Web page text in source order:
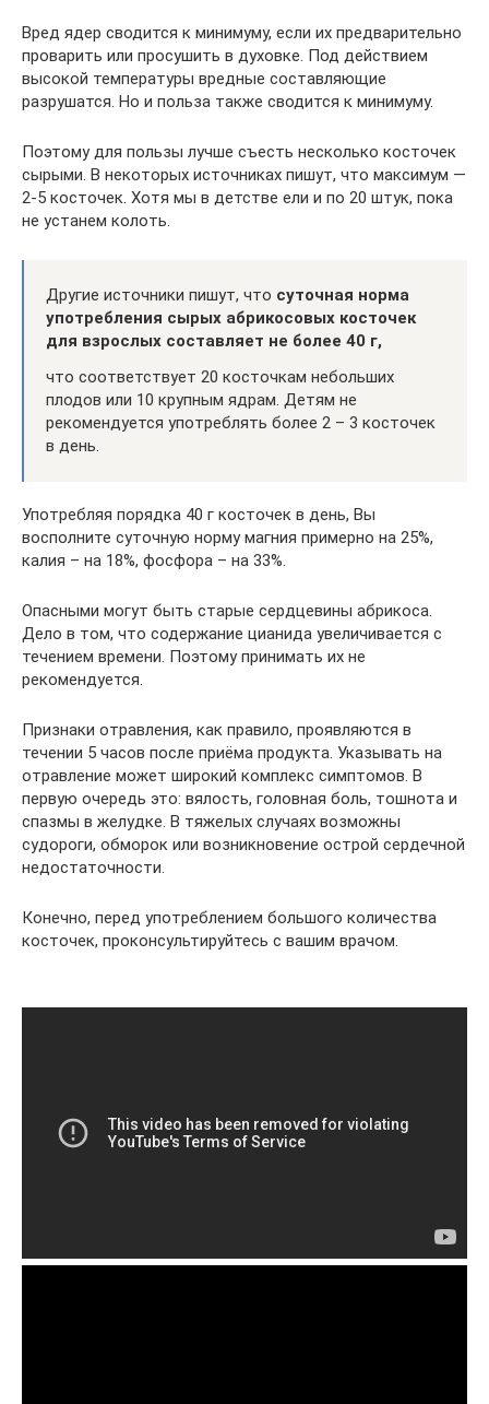
Вред ядер сводится к минимуму, если их предварительно
проварить или просушить в духовке. Под действием
высокой температуры вредные составляющие
разрушатся. Но и польза также сводится к минимуму.
Поэтому для пользы лучше съесть несколько косточек
сырыми. В некоторых источниках пишут, что максимум —
2-5 косточек. Хотя мы в детстве ели и по 20 штук, пока
не устанем колоть.
Другие источники пишут, что суточная норма
употребления сырых абрикосовых косточек
для взрослых составляет не более 40 г,
что соответствует 20 косточкам небольших
плодов или 10 крупным ядрам. Детям не
рекомендуется употреблять более 2 – 3 косточек
в день.
Употребляя порядка 40 г косточек в день, Вы
восполните суточную норму магния примерно на 25%,
калия – на 18%, фосфора – на 33%.
Опасными могут быть старые сердцевины абрикоса.
Дело в том, что содержание цианида увеличивается с
течением времени. Поэтому принимать их не
рекомендуется.
Признаки отравления, как правило, проявляются в
течении 5 часов после приёма продукта. Указывать на
отравление может широкий комплекс симптомов. В
первую очередь это: вялость, головная боль, тошнота и
спазмы в желудке. В тяжелых случаях возможны
судороги, обморок или возникновение острой сердечной
недостаточности.
Конечно, перед употреблением большого количества
косточек, проконсультируйтесь с вашим врачом.